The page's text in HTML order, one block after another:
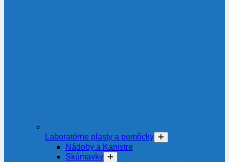
Laboratórne plasty a pomôcky
Nádoby a Kanistre
Skúmavky